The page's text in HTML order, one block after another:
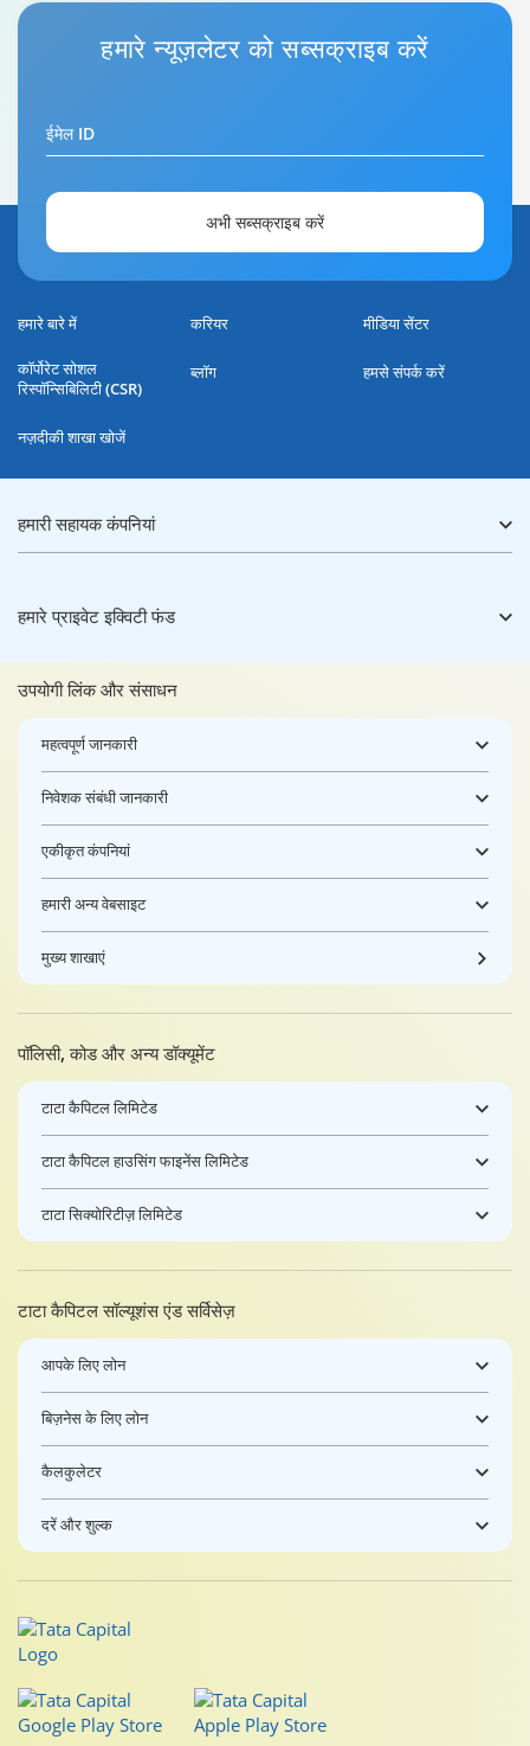
हमारेन्यूज़लेटर को सब्सक्राइब करें
ईमेल ID
अभी सब्सक्राइब करें
हमारे बारे में करियर मीडिया सेंटर
कॉर्पोरेट सोशल
रिस्पॉन्सिबिलिटी (CSR)
ब्लॉग हमसे संपर्क करें
नज़दीकी शाखा खोजें
हमारी सहायक कंपनियां
हमारे प्राइवेट इक्विटी फंड
उपयोगी लिंक और संसाधन
महत्वपूर्ण जानकारी
निवेशक संबंधी जानकारी
एकीकृत कंपनियां
हमारी अन्य वेबसाइट
मुख्य शाखाएं
पॉलिसी, कोड और अन्य डॉक्यूमेंट
टाटा कैपिटल लिमिटेड
टाटा कैपिटल हाउसिंग फाइनेंस लिमिटेड
टाटा सिक्योरिटीज़ लिमिटेड
टाटा कैपिटल सॉल्यूशंस एंड सर्विसेज़
आपके लिए लोन
बिज़नेस के लिए लोन
कैलकुलेटर
दरें और शुल्क